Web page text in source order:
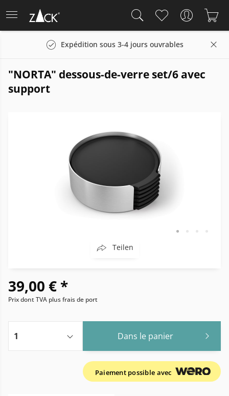
Expédition sous 3-4 jours ouvrables
"NORTA" dessous-de-verre set/6 avec
support
Teilen
39,00 € *
Prix dont TVA plus frais de port
Dans le panier
Paiement possible avec